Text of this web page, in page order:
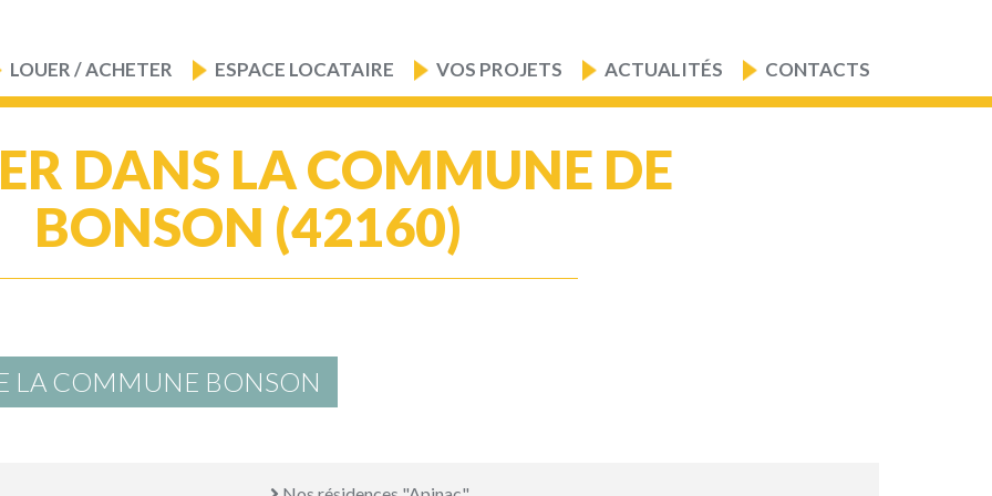
LOUER / ACHETER ESPACE LOCATAIRE VOS PROJETS ACTUALITÉS CONTACTS
DANS LA COMMUNE DE
BONSON (42160)
LA COMMUNE BONSON